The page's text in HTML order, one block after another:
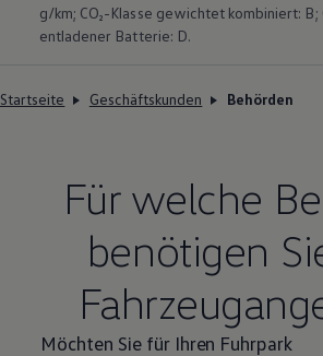
g/km; CO₂-Klasse gewichtet kombiniert: B;
entladener Batterie: D.
Startseite Geschäftskunden Behörden
Für welche
benötigen
Möchten Sie für Ihren Fuhrpark